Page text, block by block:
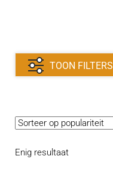
Techniek Blog
TOON FILTERS
Enig resultaat